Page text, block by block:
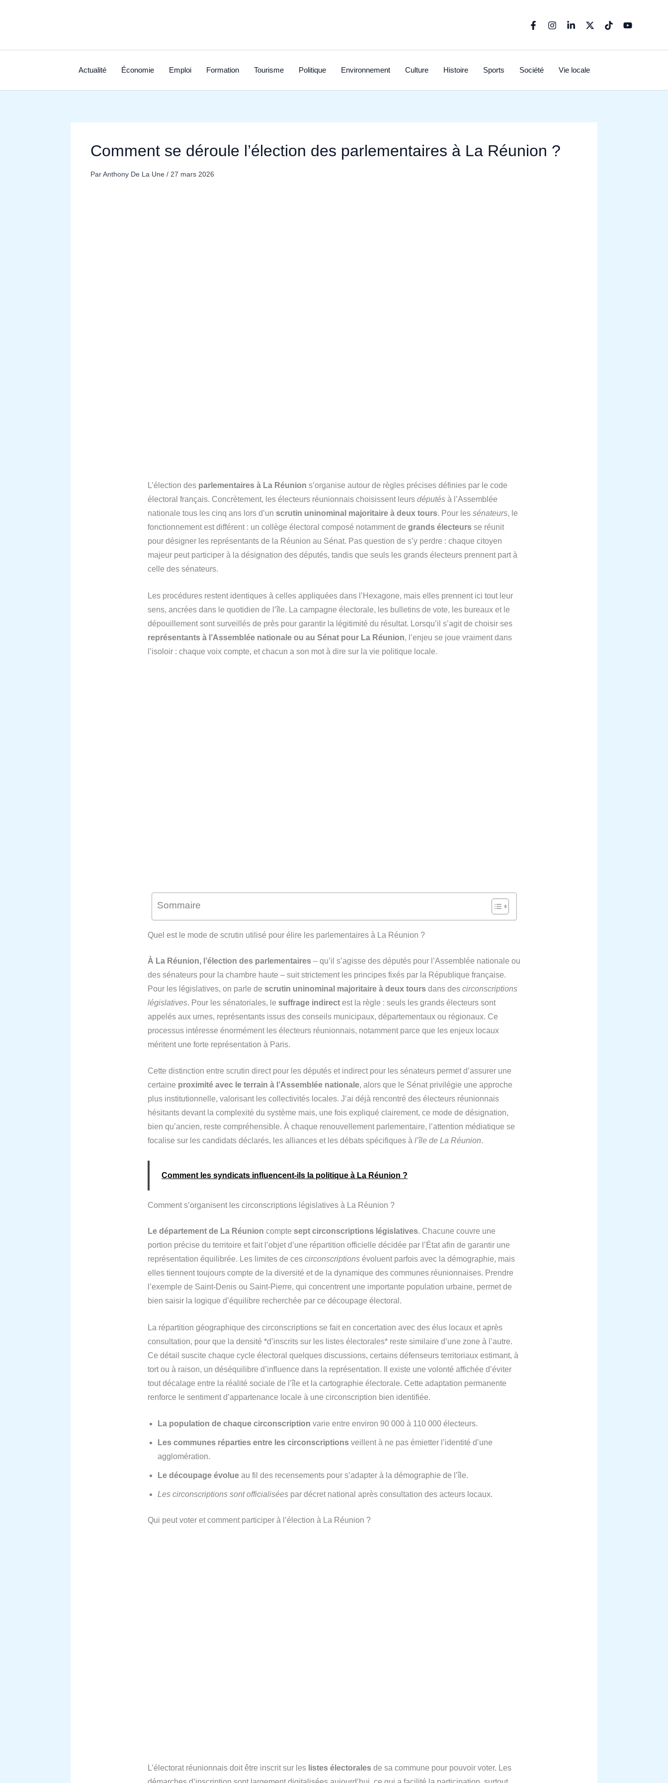
Actualité Économie Emploi Formation Tourisme Politique Environnement Culture Histoire Sports Société Vie locale
Comment se déroule l’élection des parlementaires à La Réunion ?
ParAnthony De La Une / 27 mars 2026
L’élection des parlementaires à La Réunion s’organise autour de règles précises définies par le code
électoral français. Concrètement, les électeurs réunionnais choisissent leurs députés à l’Assemblée
nationale tous les cinq ans lors d’un scrutin uninominal majoritaire à deux tours. Pour les sénateurs, le
fonctionnement est différent : un collège électoral composé notamment de grands électeurs se réunit
pour désigner les représentants de la Réunion au Sénat. Pas question de s’y perdre : chaque citoyen
majeur peut participer à la désignation des députés, tandis que seuls les grands électeurs prennent part à
celle des sénateurs.
Les procédures restent identiques à celles appliquées dans l’Hexagone, mais elles prennent ici tout leur
sens, ancrées dans le quotidien de l’île. La campagne électorale, les bulletins de vote, les bureaux et le
dépouillement sont surveillés de près pour garantir la légitimité du résultat. Lorsqu’il s’agit de choisir ses
représentants à l’Assemblée nationale ou au Sénat pour La Réunion, l’enjeu se joue vraiment dans
l’isoloir : chaque voix compte, et chacun a son mot à dire sur la vie politique locale.
Sommaire
Quel est le mode de scrutin utilisé pour élire les parlementaires à La Réunion ?
À La Réunion, l’élection des parlementaires – qu’il s’agisse des députés pour l’Assemblée nationale ou
des sénateurs pour la chambre haute – suit strictement les principes fixés par la République française.
Pour les législatives, on parle de scrutin uninominal majoritaire à deux tours dans des circonscriptions
législatives. Pour les sénatoriales, le suffrage indirect est la règle : seuls les grands électeurs sont
appelés aux urnes, représentants issus des conseils municipaux, départementaux ou régionaux. Ce
processus intéresse énormément les électeurs réunionnais, notamment parce que les enjeux locaux
méritent une forte représentation à Paris.
Cette distinction entre scrutin direct pour les députés et indirect pour les sénateurs permet d’assurer une
certaine proximité avec le terrain à l’Assemblée nationale, alors que le Sénat privilégie une approche
plus institutionnelle, valorisant les collectivités locales. J’ai déjà rencontré des électeurs réunionnais
hésitants devant la complexité du système mais, une fois expliqué clairement, ce mode de désignation,
bien qu’ancien, reste compréhensible. À chaque renouvellement parlementaire, l’attention médiatique se
focalise sur les candidats déclarés, les alliances et les débats spécifiques à l’île de La Réunion.
Comment les syndicats influencent‑ils la politique à La Réunion ?
Comment s’organisent les circonscriptions législatives à La Réunion ?
Le département de La Réunion compte sept circonscriptions législatives. Chacune couvre une
portion précise du territoire et fait l’objet d’une répartition officielle décidée par l’État afin de garantir une
représentation équilibrée. Les limites de ces circonscriptions évoluent parfois avec la démographie, mais
elles tiennent toujours compte de la diversité et de la dynamique des communes réunionnaises. Prendre
l’exemple de Saint-Denis ou Saint-Pierre, qui concentrent une importante population urbaine, permet de
bien saisir la logique d’équilibre recherchée par ce découpage électoral.
La répartition géographique des circonscriptions se fait en concertation avec des élus locaux et après
consultation, pour que la densité *d’inscrits sur les listes électorales* reste similaire d’une zone à l’autre.
Ce détail suscite chaque cycle électoral quelques discussions, certains défenseurs territoriaux estimant, à
tort ou à raison, un déséquilibre d’influence dans la représentation. Il existe une volonté affichée d’éviter
tout décalage entre la réalité sociale de l’île et la cartographie électorale. Cette adaptation permanente
renforce le sentiment d’appartenance locale à une circonscription bien identifiée.
La population de chaque circonscription varie entre environ 90 000 à 110 000 électeurs.
Les communes réparties entre les circonscriptions veillent à ne pas émietter l’identité d’une
agglomération.
Le découpage évolue au fil des recensements pour s’adapter à la démographie de l’île.
Les circonscriptions sont officialisées par décret national après consultation des acteurs locaux.
Qui peut voter et comment participer à l’élection à La Réunion ?
L’électorat réunionnais doit être inscrit sur les listes électorales de sa commune pour pouvoir voter. Les